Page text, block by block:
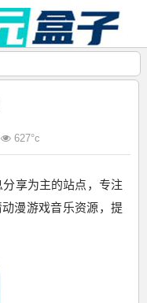
627°c
享为主的站点，专注
漫游戏音乐资源，提